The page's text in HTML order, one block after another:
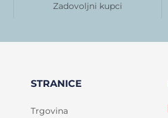
Zadovoljni kupci
STRANICE
Trgovina